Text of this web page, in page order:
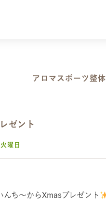
アロマスポーツ整体
ゼント
曜日
んち～からXmasプレゼント